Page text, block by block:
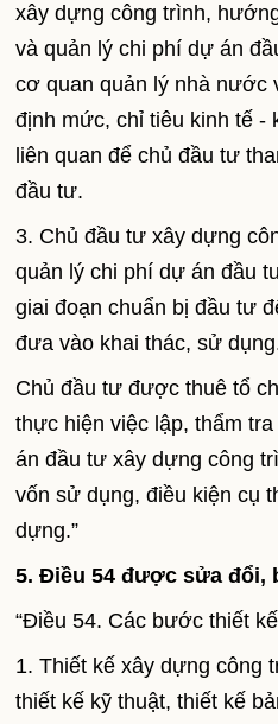
xây dựng công trình,
và quản lý chi phí dự án
cơ quan quản lý nhà nước
định mức, chỉ tiêu kinh tế -
liên quan để chủ đầu tư
đầu tư.
3. Chủ đầu tư xây dựng
quản lý chi phí dự án đầu
giai đoạn chuẩn bị đầu tư
đưa vào khai thác, sử
Chủ đầu tư được thuê tổ
thực hiện việc lập, thẩm
án đầu tư xây dựng công
vốn sử dụng, điều kiện cụ
dựng.”
5. Điều 54 được sửa đổi,
“Điều 54. Các bước thiết
1. Thiết kế xây dựng công
thiết kế kỹ thuật, thiết kế